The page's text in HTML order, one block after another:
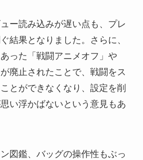
ー読み込みが遅い点も、プレ
結果となりました。さらに、
った「戦闘アニメオフ」や
が廃止されたことで、戦闘をス
とができなくなり、設定を削
い浮かばないという意見もあ
図鑑、バッグの操作性もぶっ